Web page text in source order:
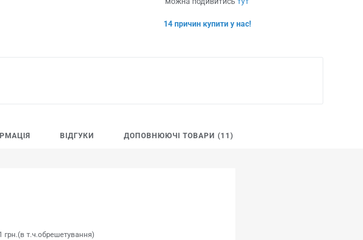
14 причин купити у нас!
ВІДГУКИ ДОПОВНЮЮЧІ ТОВАРИ (11)
грн.(в т.ч.обрешетування)